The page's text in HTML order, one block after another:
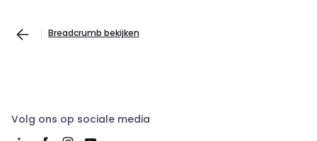
Breadcrumb bekijken
Volg ons op sociale media